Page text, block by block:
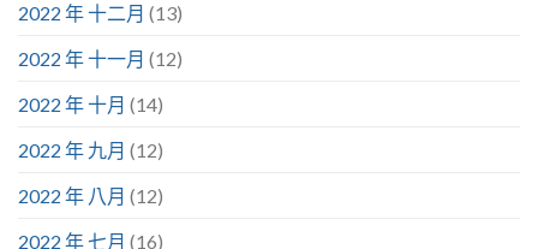
2022 年 十二月 (13)
2022 年 十一月 (12)
2022 年 十月 (14)
2022 年 九月 (12)
2022 年 八月 (12)
2022 年 七月 (16)